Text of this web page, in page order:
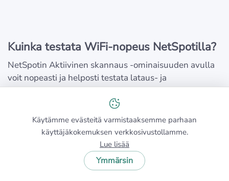
Kuinka testata WiFi-nopeus NetSpotilla?
NetSpotin Aktiivinen skannaus -ominaisuuden avulla
voit nopeasti ja helposti testata lataus- ja
lähetysnopeuksia sekä langattoman lähetysnopeuden
HTTP:n, TCP:n tai UDP:n kautta. Toisin kuin
verkkopohjaiset WiFi-nopeustestit, NetSpot antaa
sinun itse päättää, minkä kokoisia datapaketteja lataat
tai lähetät testejä varten. Tämä antaa sinulle
joustavuutta suorittaa joko nopea nopeustesti tai
syvällisempi analyysi.
Käytämme evästeitä varmistaaksemme parhaan
käyttäjäkokemuksen verkkosivustollamme.
Lue lisää
Ymmärsin